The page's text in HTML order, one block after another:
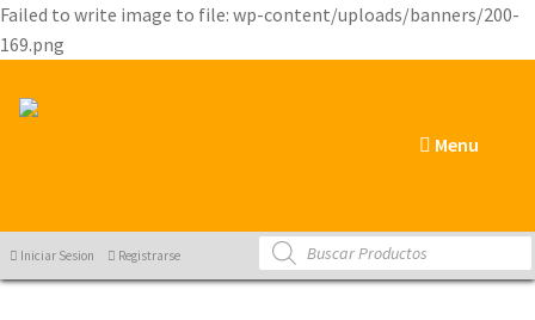
Failed to write image to file: wp-content/uploads/banners/200-
169.png
Menu
Products
search
Iniciar Sesion Registrarse